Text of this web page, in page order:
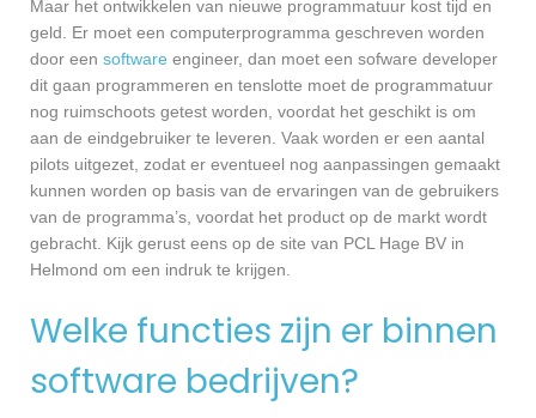
Maar het ontwikkelen van nieuwe programmatuur kost tijd en
geld. Er moet een computerprogramma geschreven worden
door een software engineer, dan moet een sofware developer
dit gaan programmeren en tenslotte moet de programmatuur
nog ruimschoots getest worden, voordat het geschikt is om
aan de eindgebruiker te leveren. Vaak worden er een aantal
pilots uitgezet, zodat er eventueel nog aanpassingen gemaakt
kunnen worden op basis van de ervaringen van de gebruikers
van de programma’s, voordat het product op de markt wordt
gebracht. Kijk gerust eens op de site van PCL Hage BV in
Helmond om een indruk te krijgen.
Welke functies zijn er binnen
software bedrijven?